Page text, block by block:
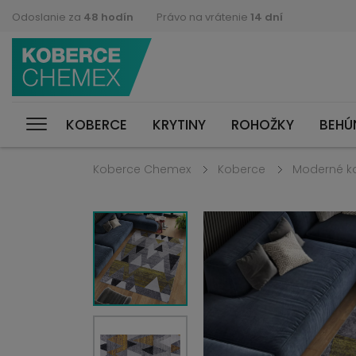
Odoslanie za 48 hodín Právo na vrátenie 14 dní
KOBERCE KRYTINY ROHOŽKY
Koberce Chemex Koberce Moderné